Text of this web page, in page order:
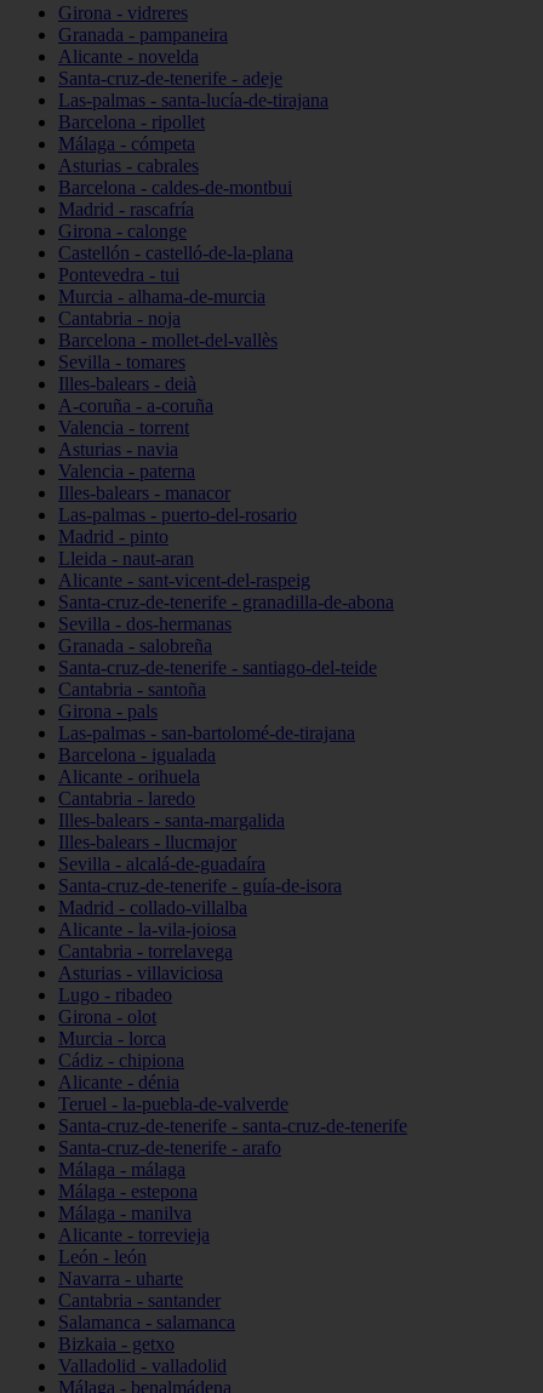
Girona - vidreres
Granada - pampaneira
Alicante - novelda
Santa-cruz-de-tenerife - adeje
Las-palmas - santa-lucía-de-tirajana
Barcelona - ripollet
Málaga - cómpeta
Asturias - cabrales
Barcelona - caldes-de-montbui
Madrid - rascafría
Girona - calonge
Castellón - castelló-de-la-plana
Pontevedra - tui
Murcia - alhama-de-murcia
Cantabria - noja
Barcelona - mollet-del-vallès
Sevilla - tomares
Illes-balears - deià
A-coruña - a-coruña
Valencia - torrent
Asturias - navia
Valencia - paterna
Illes-balears - manacor
Las-palmas - puerto-del-rosario
Madrid - pinto
Lleida - naut-aran
Alicante - sant-vicent-del-raspeig
Santa-cruz-de-tenerife - granadilla-de-abona
Sevilla - dos-hermanas
Granada - salobreña
Santa-cruz-de-tenerife - santiago-del-teide
Cantabria - santoña
Girona - pals
Las-palmas - san-bartolomé-de-tirajana
Barcelona - igualada
Alicante - orihuela
Cantabria - laredo
Illes-balears - santa-margalida
Illes-balears - llucmajor
Sevilla - alcalá-de-guadaíra
Santa-cruz-de-tenerife - guía-de-isora
Madrid - collado-villalba
Alicante - la-vila-joiosa
Cantabria - torrelavega
Asturias - villaviciosa
Lugo - ribadeo
Girona - olot
Murcia - lorca
Cádiz - chipiona
Alicante - dénia
Teruel - la-puebla-de-valverde
Santa-cruz-de-tenerife - santa-cruz-de-tenerife
Santa-cruz-de-tenerife - arafo
Málaga - málaga
Málaga - estepona
Málaga - manilva
Alicante - torrevieja
León - león
Navarra - uharte
Cantabria - santander
Salamanca - salamanca
Bizkaia - getxo
Valladolid - valladolid
Málaga - benalmádena